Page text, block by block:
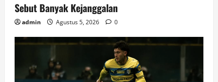
Sebut Banyak Kejanggalan
admin Agustus 5, 2026 0